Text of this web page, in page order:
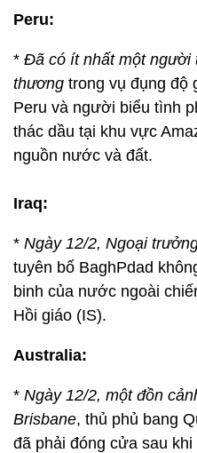
Peru:
* Đã có ít nhất một người
thương trong vụ đụng độ
Peru và người biểu tình
thác dầu tại khu vực
nguồn nước và đất.
Iraq:
* Ngày 12/2, Ngoại
tuyên bố BaghPdad
binh của nước ngoài
Hồi giáo (IS).
Australia:
* Ngày 12/2, một đồn
Brisbane, thủ phủ bang
đã phải đóng cửa sau